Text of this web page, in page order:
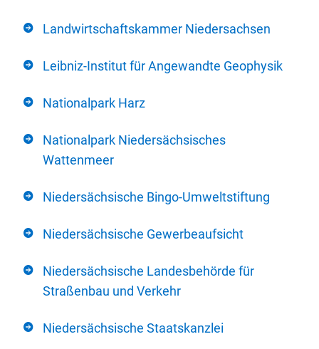
Landwirtschaftskammer Niedersachsen
Leibniz-Institut für Angewandte Geophysik
Nationalpark Harz
Nationalpark Niedersächsisches
Wattenmeer
Niedersächsische Bingo-Umweltstiftung
Niedersächsische Gewerbeaufsicht
Niedersächsische Landesbehörde für
Straßenbau und Verkehr
Niedersächsische Staatskanzlei